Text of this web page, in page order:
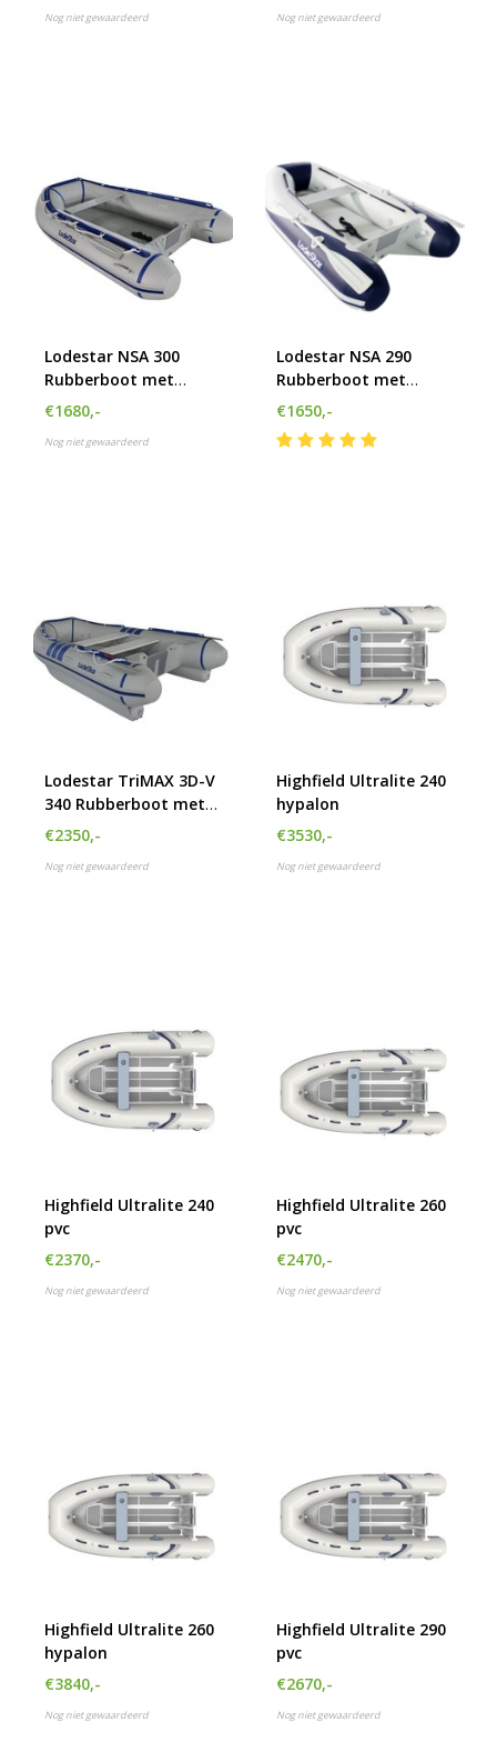
Nog niet gewaardeerd Nog niet gewaardeerd
Lodestar NSA 300
Rubberboot met
airdeck
€1680,-
Nog niet gewaardeerd
Lodestar NSA 290
Rubberboot met
airdeck
€1650,-
Lodestar TriMAX 3D-V
340 Rubberboot met
airdeck
€2350,-
Nog niet gewaardeerd
Highfield Ultralite 240
hypalon
€3530,-
Nog niet gewaardeerd
Highfield Ultralite 240
pvc
€2370,-
Nog niet gewaardeerd
Highfield Ultralite 260
pvc
€2470,-
Nog niet gewaardeerd
Highfield Ultralite 260
hypalon
€3840,-
Nog niet gewaardeerd
Highfield Ultralite 290
pvc
€2670,-
Nog niet gewaardeerd